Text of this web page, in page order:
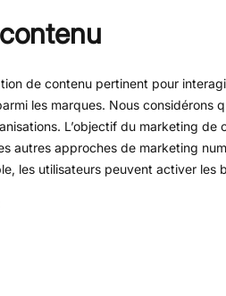
de contenu pertinent pour
les marques. Nous
L’objectif du marketing
autres approches de marketing
les utilisateurs peuvent activer